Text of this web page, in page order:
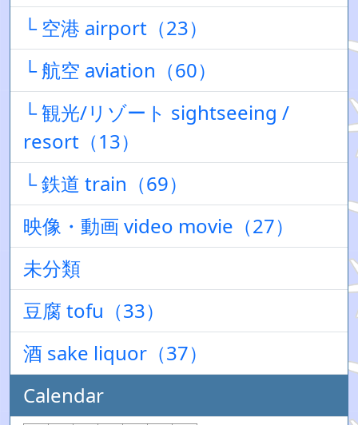
└ 空港 airport（23）
└ 航空 aviation（60）
└ 観光/リゾート sightseeing /
resort（13）
└ 鉄道 train（69）
映像・動画 video movie（27）
未分類
豆腐 tofu（33）
酒 sake liquor（37）
Calendar